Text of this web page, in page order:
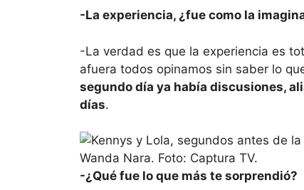
-La experiencia, ¿fue como la
-La verdad es que la experiencia es
afuera todos opinamos sin saber lo
segundo día ya había discusiones,
días.
-¿Qué fue lo que más te sorprendió?